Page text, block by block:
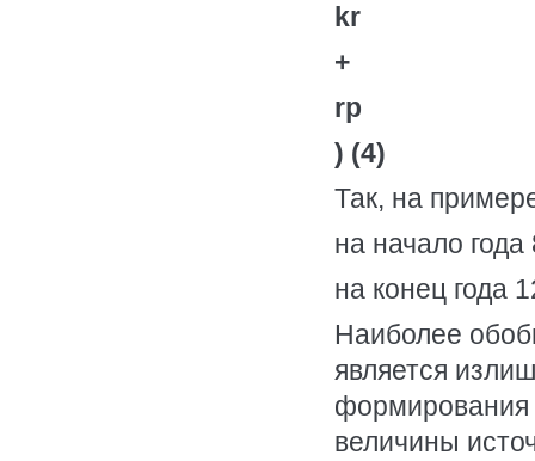
kr
+
rp
) (4)
Так, на
на начало
на конец года
Наиболее
является
формирования
величины